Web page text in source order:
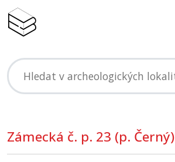
Zámecká č. p. 23 (p. Černý)